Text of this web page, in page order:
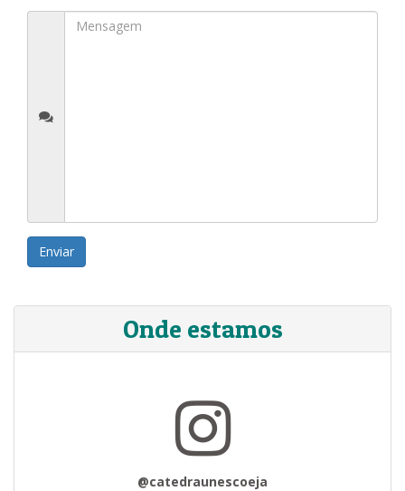
Enviar
Onde estamos
@catedraunescoeja